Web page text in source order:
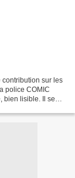
sur les
police COMIC
bien lisible. Il se